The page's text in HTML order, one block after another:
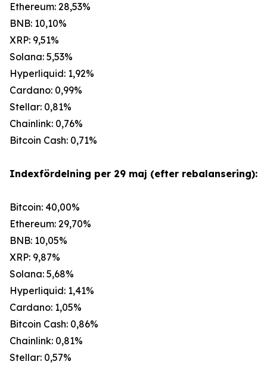
Ethereum: 28,53%
BNB: 10,10%
XRP: 9,51%
Solana: 5,53%
Hyperliquid: 1,92%
Cardano: 0,99%
Stellar: 0,81%
Chainlink: 0,76%
Bitcoin Cash: 0,71%
Indexfördelning per 29 maj (efter rebalansering):
Bitcoin: 40,00%
Ethereum: 29,70%
BNB: 10,05%
XRP: 9,87%
Solana: 5,68%
Hyperliquid: 1,41%
Cardano: 1,05%
Bitcoin Cash: 0,86%
Chainlink: 0,81%
Stellar: 0,57%